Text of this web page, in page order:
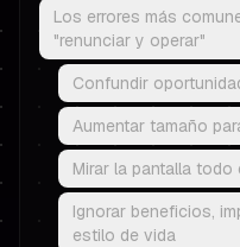
Los errores más
"renunciar y operar"
Confundir
Aumentar tamaño
Mirar la pantalla todo
Ignorar beneficios,
estilo de vida